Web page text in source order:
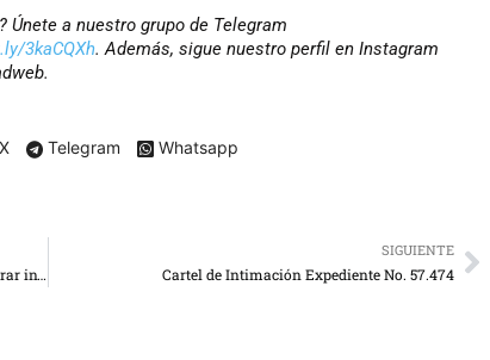
a nuestro grupo de Telegram
3kaCQXh. Además, sigue nuestro perfil en Instagram
Telegram Whatsapp
Cancillería rechaza solicitud de EE. UU. de reconsiderar invitación de la UE
SIGUIENTE
Cartel de Intimación Expediente No. 57.474